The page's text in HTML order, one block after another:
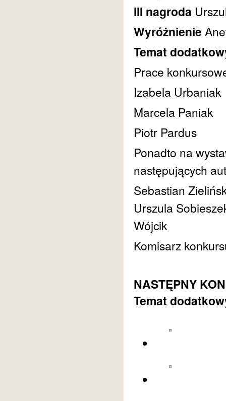
III nagroda
Wyróżnienie
Temat
Prace
Izabela Urbaniak
Marcela Paniak
Piotr Pardus
Ponadto na
następujących
Sebastian
Urszula
Wójcik
Komisarz
NASTĘPNY
Temat